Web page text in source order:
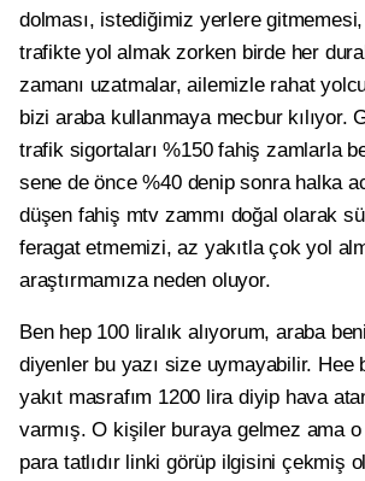
dolması, istediğimiz yerlere gitmemesi,
trafikte yol almak zorken birde her
zamanı uzatmalar, ailemizle rahat
bizi araba kullanmaya mecbur kılıyor.
trafik sigortaları %150 fahiş zamlarla
sene de önce %40 denip sonra halka
düşen fahiş mtv zammı doğal olarak
feragat etmemizi, az yakıtla çok yol
araştırmamıza neden oluyor.
Ben hep 100 liralık alıyorum, araba
diyenler bu yazı size uymayabilir. Hee
yakıt masrafım 1200 lira diyip hava
varmış. O kişiler buraya gelmez ama
para tatlıdır linki görüp ilgisini çekmiş